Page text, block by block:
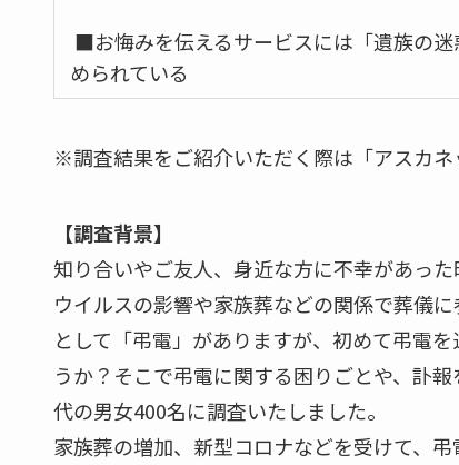
■お悔みを伝えるサービスには「遺族の
められている
※調査結果をご紹介いただく際は「アスカネ
【調査背景】
知り合いやご友人、身近な方に不幸があっ
ウイルスの影響や家族葬などの関係で葬儀
として「弔電」がありますが、初めて弔電
うか？そこで弔電に関する困りごとや、訃
代の男女400名に調査いたしました。
家族葬の増加、新型コロナなどを受けて、